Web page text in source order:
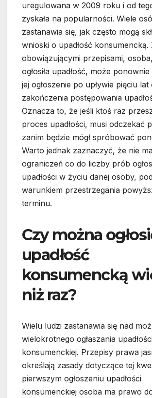
uregulowana w 2009 roku i od
zyskała na popularności. Wiele
zastanawia się, jak często mogą
wnioski o upadłość konsumencką.
obowiązującymi przepisami,
ogłosiła upadłość, może
jej ogłoszenie po upływie pięciu lat
zakończenia postępowania
Oznacza to, że jeśli ktoś raz
proces upadłości, musi odczekać
zanim będzie mógł spróbować
Warto jednak zaznaczyć, że nie
ograniczeń co do liczby prób
upadłości w życiu danej osoby,
warunkiem przestrzegania
terminu.
Czy można
upadłość
konsumencką
niż raz?
Wielu ludzi zastanawia się nad
wielokrotnego ogłaszania
konsumenckiej. Przepisy prawa
określają zasady dotyczące tej
pierwszym ogłoszeniu upadłości
konsumenckiej osoba ma prawo